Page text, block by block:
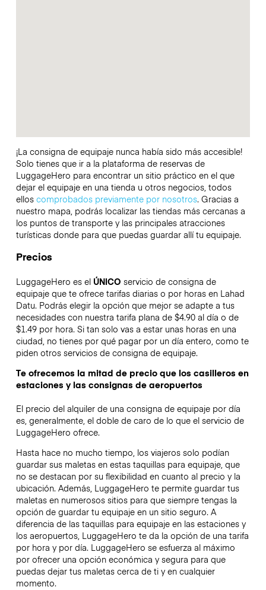
¡La consigna de equipaje nunca había sido más accesible!
Solo tienes que ir a la plataforma de reservas de
LuggageHero para encontrar un sitio práctico en el que
dejar el equipaje en una tienda u otros negocios, todos
ellos comprobados previamente por nosotros. Gracias a
nuestro mapa, podrás localizar las tiendas más cercanas a
los puntos de transporte y las principales atracciones
turísticas donde para que puedas guardar allí tu equipaje.
Precios
LuggageHero es el ÚNICO servicio de consigna de
equipaje que te ofrece tarifas diarias o por horas en Lahad
Datu. Podrás elegir la opción que mejor se adapte a tus
necesidades con nuestra tarifa plana de $4.90 al día o de
$1.49 por hora. Si tan solo vas a estar unas horas en una
ciudad, no tienes por qué pagar por un día entero, como te
piden otros servicios de consigna de equipaje.
Te ofrecemos la mitad de precio que los casilleros en
estaciones y las consignas de aeropuertos
El precio del alquiler de una consigna de equipaje por día
es, generalmente, el doble de caro de lo que el servicio de
LuggageHero ofrece.
Hasta hace no mucho tiempo, los viajeros solo podían
guardar sus maletas en estas taquillas para equipaje, que
no se destacan por su flexibilidad en cuanto al precio y la
ubicación. Además, LuggageHero te permite guardar tus
maletas en numerosos sitios para que siempre tengas la
opción de guardar tu equipaje en un sitio seguro. A
diferencia de las taquillas para equipaje en las estaciones y
los aeropuertos, LuggageHero te da la opción de una tarifa
por hora y por día. LuggageHero se esfuerza al máximo
por ofrecer una opción económica y segura para que
puedas dejar tus maletas cerca de ti y en cualquier
momento.